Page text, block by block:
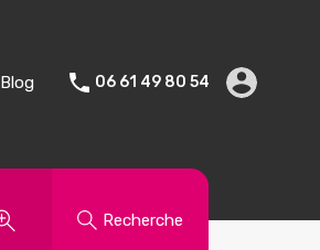
Blog 06 61 49 80 54
Recherche